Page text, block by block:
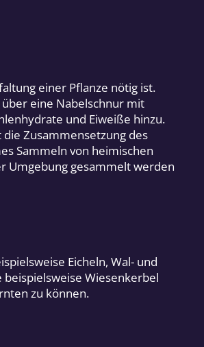
einer Pflanze nötig ist.
eine Nabelschnur mit
und Eiweiße hinzu.
Zusammensetzung des
Sammeln von heimischen
Umgebung gesammelt werden
Eicheln, Wal- und
Wiesenkerbel
zu können.